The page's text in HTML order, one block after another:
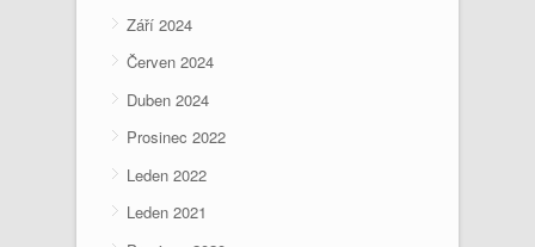
Září 2024
Červen 2024
Duben 2024
Prosinec 2022
Leden 2022
Leden 2021